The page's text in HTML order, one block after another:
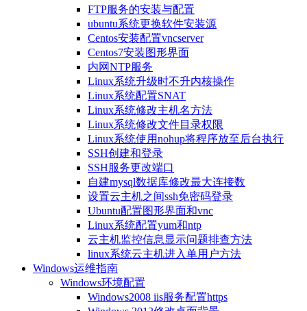
FTP服务的安装与配置
ubuntu系统更换软件安装源
Centos安装配置vncserver
Centos7安装图形界面
内网NTP服务
Linux系统升级时不升内核操作
Linux系统配置SNAT
Linux系统修改主机名方法
Linux系统修改文件目录权限
Linux系统使用nohup将程序放至后台执行
SSH创建和登录
SSH服务更改端口
自建mysql数据库修改最大连接数
设置云主机之间ssh免密码登录
Ubuntu配置图形界面和vnc
Linux系统配置yum和ntp
云主机监控信息显示问题排查方法
linux系统云主机进入单用户方法
Windows运维指南
Windows环境配置
Windows2008 iis服务配置https